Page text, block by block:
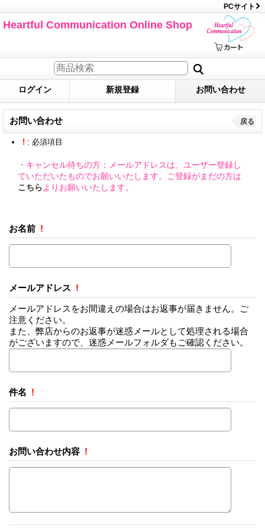
PCサイト
Heartful Communication Online Shop
ログイン 新規登録 お問い合わせ
お問い合わせ 戻る
! : 必須項目
・キャンセル待ちの方：メールアドレスは、ユーザー登録し
ていただいたものでお願いいたします。ご登録がまだの方は
こちらよりお願いいたします。
お名前 !
メールアドレス !
メールアドレスをお間違えの場合はお返事が届きません。ご
注意ください。
また、弊店からのお返事が迷惑メールとして処理される場合
がございますので、迷惑メールフォルダもご確認ください。
件名 !
お問い合わせ内容 !